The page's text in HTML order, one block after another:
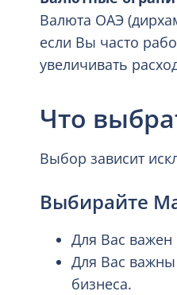
Валюта ОАЭ
если Вы часто
увеличивать
Что
Выбор зависит
Выбирайте
Для Вас
Для Вас важны
бизнеса.